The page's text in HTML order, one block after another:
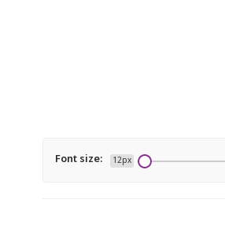
Font size: 12px